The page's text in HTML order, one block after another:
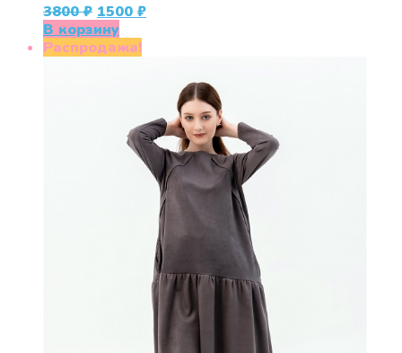
3800₽ Первоначальная
цена
составляла
1500 ₽Текущая
В корзину
Распродажа!